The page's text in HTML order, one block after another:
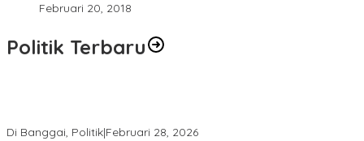
Februari 20, 2018
Politik Terbaru
Di Banggai, Politik|Februari 28, 2026